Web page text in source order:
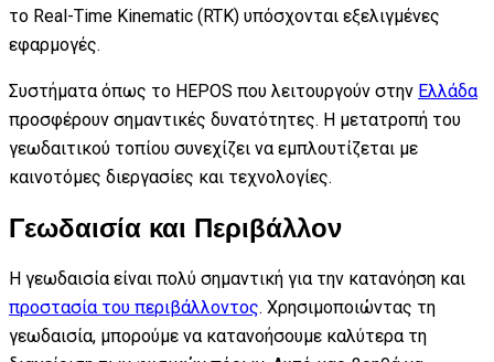
το Real-Time Kinematic (RTK) υπόσχονται εξελιγμένες
εφαρμογές.
Συστήματα όπως το HEPOS που λειτουργούν στην Ελλάδα
προσφέρουν σημαντικές δυνατότητες. Η μετατροπή του
γεωδαιτικού τοπίου συνεχίζει να εμπλουτίζεται με
καινοτόμες διεργασίες και τεχνολογίες.
Γεωδαισία και Περιβάλλον
Η γεωδαισία είναι πολύ σημαντική για την κατανόηση και
προστασία του περιβάλλοντος. Χρησιμοποιώντας τη
γεωδαισία, μπορούμε να κατανοήσουμε καλύτερα τη